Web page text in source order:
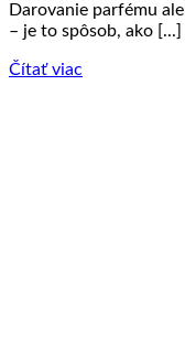
Darovanie parfému
– je to spôsob, ako [...]
Čítať viac